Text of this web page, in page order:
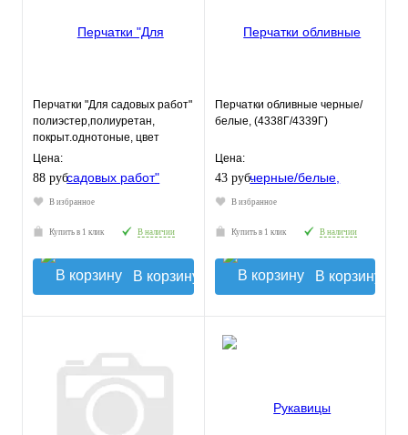
Перчатки "Для садовых работ"
полиэстер,полиуретан,
покрыт.однотоные, цвет
микс,Fiberon 8(М)
Цена:
88 руб.
В избранное
Купить в 1 клик В наличии
В корзину
Перчатки обливные черные/
белые, (4338Г/4339Г)
Цена:
43 руб.
В избранное
Купить в 1 клик В наличии
В корзину